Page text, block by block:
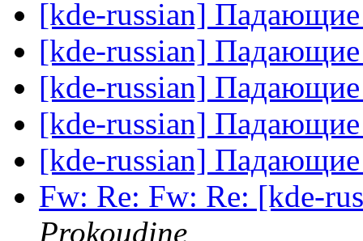
[kde-russian]
[kde-russian]
[kde-russian]
[kde-russian]
[kde-russian]
Fw: Re: Fw: Re: [kde-
Prokoudine